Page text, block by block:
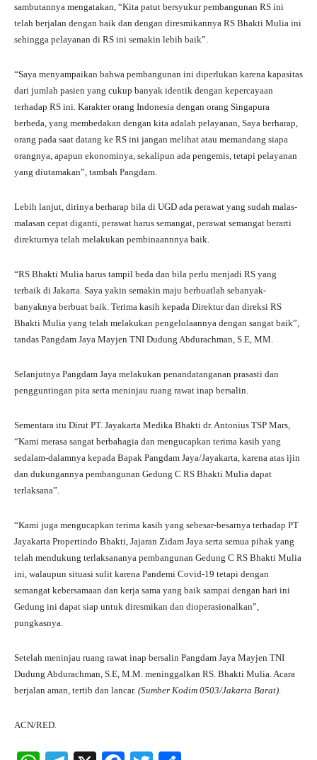
sambutannya mengatakan, “Kita patut bersyukur pembangunan RS ini
telah berjalan dengan baik dan dengan diresmikannya RS Bhakti Mulia ini
sehingga pelayanan di RS ini semakin lebih baik”.
“Saya menyampaikan bahwa pembangunan ini diperlukan karena kapasitas
dari jumlah pasien yang cukup banyak identik dengan kepercayaan
terhadap RS ini. Karakter orang Indonesia dengan orang Singapura
berbeda, yang membedakan dengan kita adalah pelayanan, Saya berharap,
orang pada saat datang ke RS ini jangan melihat atau memandang siapa
orangnya, apapun ekonominya, sekalipun ada pengemis, tetapi pelayanan
yang diutamakan”, tambah Pangdam.
Lebih lanjut, dirinya berharap bila di UGD ada perawat yang sudah malas-
malasan cepat diganti, perawat harus semangat, perawat semangat berarti
direkturnya telah melakukan pembinaannnya baik.
“RS Bhakti Mulia harus tampil beda dan bila perlu menjadi RS yang
terbaik di Jakarta. Saya yakin semakin maju berbuatlah sebanyak-
banyaknya berbuat baik. Terima kasih kepada Direktur dan direksi RS
Bhakti Mulia yang telah melakukan pengelolaannya dengan sangat baik”,
tandas Pangdam Jaya Mayjen TNI Dudung Abdurachman, S.E, MM.
Selanjutnya Pangdam Jaya melakukan penandatanganan prasasti dan
pengguntingan pita serta meninjau ruang rawat inap bersalin.
Sementara itu Dirut PT. Jayakarta Medika Bhakti dr. Antonius TSP Mars,
“Kami merasa sangat berbahagia dan mengucapkan terima kasih yang
sedalam-dalamnya kepada Bapak Pangdam Jaya/Jayakarta, karena atas ijin
dan dukungannya pembangunan Gedung C RS Bhakti Mulia dapat
terlaksana”.
“Kami juga mengucapkan terima kasih yang sebesar-besarnya terhadap PT
Jayakarta Propertindo Bhakti, Jajaran Zidam Jaya serta semua pihak yang
telah mendukung terlaksananya pembangunan Gedung C RS Bhakti Mulia
ini, walaupun situasi sulit karena Pandemi Covid-19 tetapi dengan
semangat kebersamaan dan kerja sama yang baik sampai dengan hari ini
Gedung ini dapat siap untuk diresmikan dan dioperasionalkan”,
pungkasnya.
Setelah meninjau ruang rawat inap bersalin Pangdam Jaya Mayjen TNI
Dudung Abdurachman, S.E, M.M. meninggalkan RS. Bhakti Mulia. Acara
berjalan aman, tertib dan lancar. (Sumber Kodim 0503/Jakarta Barat)
ACN/RED.